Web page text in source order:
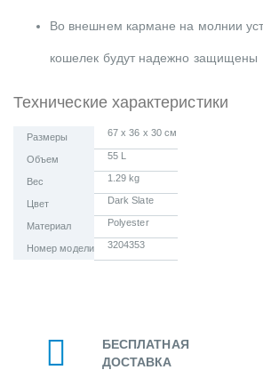
Во внешнем кармане на молнии
кошелек будут надежно защищены
Технические характеристики
Размеры 67 x 36 x 30 см
Объем 55 L
Вес 1.29 kg
Цвет Dark Slate
Материал Polyester
Номер модели 3204353
БЕСПЛАТНАЯ
ДОСТАВКА